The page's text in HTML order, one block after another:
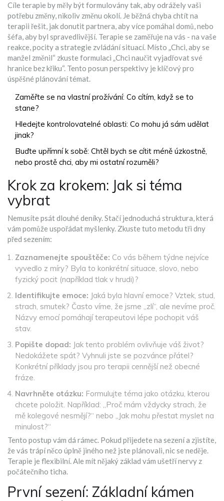
Cíle terapie by měly být formulovány tak, aby odrážely vaši
potřebu změny, nikoliv změnu okolí. Je běžná chyba chtít na
terapii řešit, jak donutit partnera, aby více pomáhal domů, nebo
šéfa, aby byl spravedlivější. Terapie se zaměřuje na vás - na vaše
reakce, pocity a strategie zvládání situací. Místo „Chci, aby se
manžel změnil“ zkuste formulaci „Chci naučit vyjadřovat své
hranice bez křiku“. Tento posun perspektivy je klíčový pro
úspěšné plánování témat.
Zaměřte se na vlastní prožívání: Co cítím, když se to
stane?
Hledejte kontrolovatelné oblasti: Co mohu já sám udělat
jinak?
Buďte upřímní k sobě: Chtěl bych se cítit méně úzkostně,
nebo prostě chci, aby mi ostatní rozuměli?
Krok za krokem: Jak si téma
vybrat
Nemusíte psát dlouhé deníky. Stačí jednoduchá struktura, která
vám pomůže uspořádat myšlenky. Zkuste tuto metodu tři dny
před sezením:
Zaznamenejte spouštěče: Co vás během týdne nejvíce
vyvedlo z míry? Byla to konkrétní situace, slovo, nebo
fyzický pocit (například tlak v hrudi)?
Identifikujte emoce: Jaká byla hlavní emoce? Vztek, stud,
strach, smutek? Často víme, že jsme „zlí“, ale nevíme proč.
Názvy emocí pomáhají terapeutovi lépe pochopit váš
stav.
Popište dopad: Jak tento problém ovlivňuje váš život?
Nedokážete spát? Vyhnuli jste se pozvánce přátel?
Konkrétní příklady jsou pro terapii cennější než obecné
fráze.
Navrhněte otázku: Formulujte téma jako otázku, kterou
chcete položit. Například: „Proč mám vždycky strach, že
mě kolegové nesmějí?“ nebo „Jak mohu přestat myslet na
minulost?“
Tento postup vám dá rámec. Pokud přijedete na sezení a zjistíte,
že vás trápí něco úplně jiného než jste plánovali, nic se neděje.
Terapie je flexibilní. Ale mít nějaký základ vám ušetří nervy z
počátečního ticha.
První sezení: Základní kámen